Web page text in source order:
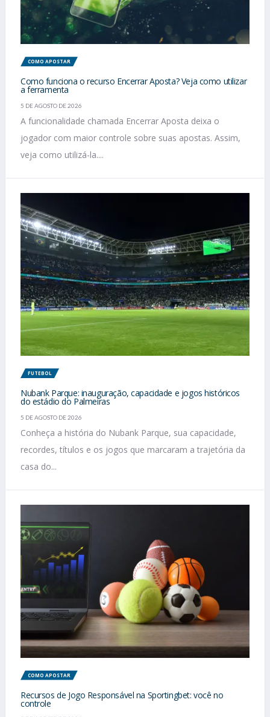
COMO APOSTAR
Como funciona o recurso Encerrar Aposta? Veja como utilizar
a ferramenta
5 DE AGOSTO DE 2026
A funcionalidade chamada Encerrar Aposta deixa o
jogador com maior controle sobre suas apostas. Assim,
veja como utilizá-la....
FUTEBOL
Nubank Parque: inauguração, capacidade e jogos históricos
do estádio do Palmeiras
5 DE AGOSTO DE 2026
Conheça a história do Nubank Parque, sua capacidade,
recordes, títulos e os jogos que marcaram a trajetória da
casa do...
COMO APOSTAR
Recursos de Jogo Responsável na Sportingbet: você no
controle